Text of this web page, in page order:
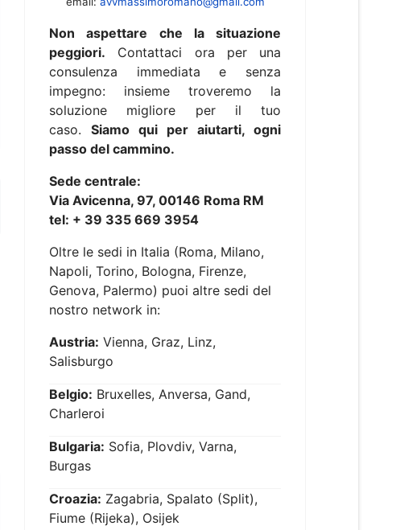
Non aspettare che la situazione
peggiori. Contattaci ora per una
consulenza immediata e senza
impegno: insieme troveremo la
soluzione migliore per il tuo
caso. Siamo qui per aiutarti, ogni
passo del cammino.
Sede centrale:
Via Avicenna, 97, 00146 Roma RM
tel: + 39 335 669 3954
Oltre le sedi in Italia (Roma, Milano,
Napoli, Torino, Bologna, Firenze,
Genova, Palermo) puoi altre sedi del
nostro network in:
Austria: Vienna, Graz, Linz,
Salisburgo
Belgio: Bruxelles, Anversa, Gand,
Charleroi
Bulgaria: Sofia, Plovdiv, Varna,
Burgas
Croazia: Zagabria, Spalato (Split),
Fiume (Rijeka), Osijek